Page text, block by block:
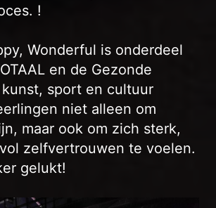
!
Wonderful is onderdeel
en de Gezonde
sport en cultuur
niet alleen om
maar ook om zich sterk,
zelfvertrouwen te voelen.
gelukt!